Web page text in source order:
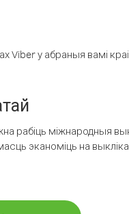
Viber у абраныя вамі
міжнародныя
эканоміць на